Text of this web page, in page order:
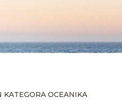
KATEGORA OCEANIKA